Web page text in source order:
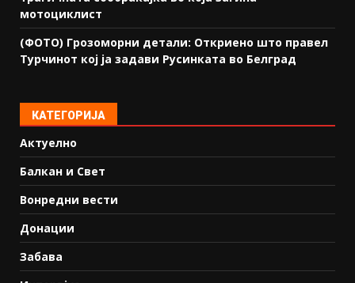
мотоциклист
(ФОТО) Грозоморни детали: Откриено што правел
Турчинот кој ја задави Русинката во Белград
КАТЕГОРИЈА
Актуелно
Балкан и Свет
Вонредни вести
Донации
Забава